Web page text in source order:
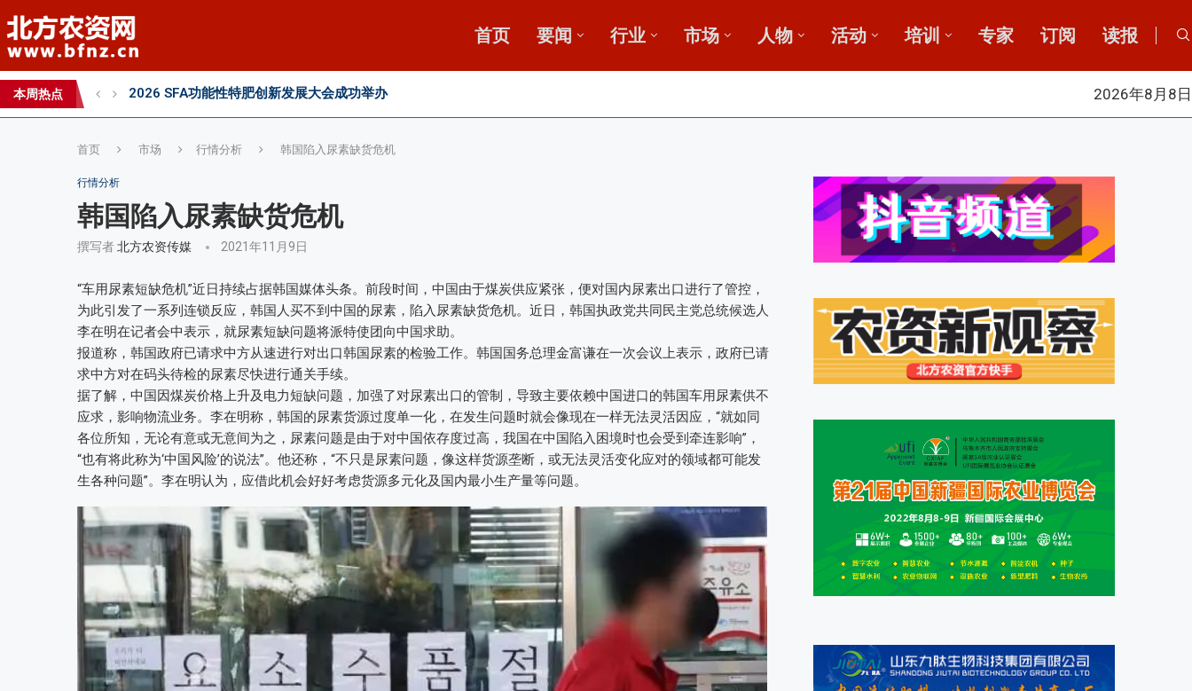
首页 要闻 行业 市场 人物 活动 培训 专家 订阅 读报
本周热点
2026中国新疆种子交易会：种业科创新征程，盛会重磅启幕
直面“同肥不同效”：科学精准施肥守护沃土良田
2026年8月8日
首页 市场 行情分析 韩国陷入尿素缺货危机
行情分析
韩国陷入尿素缺货危机
撰写者北方农资传媒 2021年11月9日
“车用尿素短缺危机”近日持续占据韩国媒体头条。前段时间，中国由于煤炭供应紧张，便对国内尿素出口进行了管控，
为此引发了一系列连锁反应，韩国人买不到中国的尿素，陷入尿素缺货危机。近日，韩国执政党共同民主党总统候选人
李在明在记者会中表示，就尿素短缺问题将派特使团向中国求助。
报道称，韩国政府已请求中方从速进行对出口韩国尿素的检验工作。韩国国务总理金富谦在一次会议上表示，政府已请
求中方对在码头待检的尿素尽快进行通关手续。
据了解，中国因煤炭价格上升及电力短缺问题，加强了对尿素出口的管制，导致主要依赖中国进口的韩国车用尿素供不
应求，影响物流业务。李在明称，韩国的尿素货源过度单一化，在发生问题时就会像现在一样无法灵活因应，“就如同
各位所知，无论有意或无意间为之，尿素问题是由于对中国依存度过高，我国在中国陷入困境时也会受到牵连影响”，
“也有将此称为‘中国风险’的说法”。他还称，“不只是尿素问题，像这样货源垄断，或无法灵活变化应对的领域都可能发
生各种问题”。李在明认为，应借此机会好好考虑货源多元化及国内最小生产量等问题。